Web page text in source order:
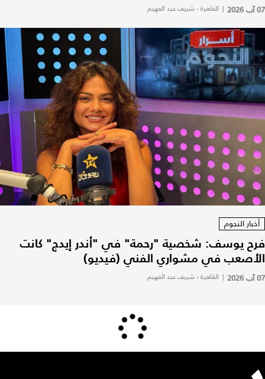
07 آب 2026 | القاهرة - شريف عبد الفهيم
أخبار النجوم
فرح يوسف: شخصية "رحمة" في "أندر إيدج" كانت
الأصعب في مشواري الفني (فيديو)
07 آب 2026 | القاهرة - شريف عبد الفهيم